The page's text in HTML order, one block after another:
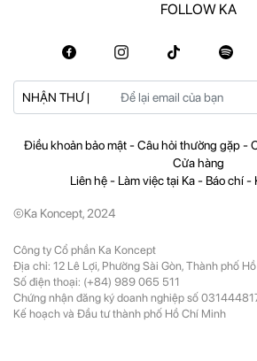
FOLLOW KA
NHẬN THƯ |
Điều khoản bảo mật-Câu hỏi thường gặp-
Cửa hàng
Liên hệ- Làm việc tại Ka- Báo chí-
©Ka Koncept, 2024
Công ty Cổ phần Ka Koncept
Địa chỉ: 12 Lê Lợi, Phường Sài Gòn, Thành phố
Số điện thoại: (+84) 989 065 511
Chứng nhận đăng ký doanh nghiệp số
Kế hoạch và Đầu tư thành phố Hồ Chí Minh